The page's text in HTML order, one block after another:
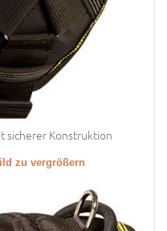
sicherer Konstruktion
zu vergrößern